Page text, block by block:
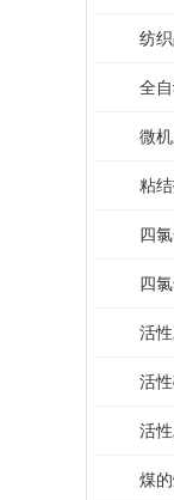
纺
全
微
粘
四
四
活
活
活
煤